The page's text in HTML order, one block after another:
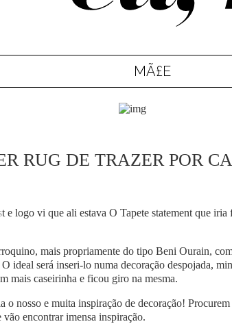
MÃ£E
RUG DE TRAZER POR
t e logo vi que ali estava O Tapete statement que
mais propriamente do tipo Beni Ourain,
ideal será inseri-lo numa decoração despojada,
mais caseirinha e ficou giro na mesma.
o nosso e muita inspiração de decoração!
encontrar imensa inspiração.